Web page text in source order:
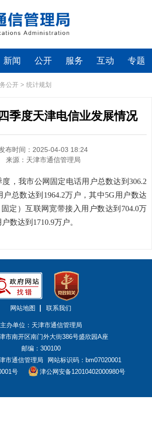
新闻 公开 服务 互动 专题
公开 > 统计规划
季度天津电信业发展情况
布时间：2025-04-03 18:24
来源： 天津市通信管理局
度，我市公网固定电话用户总数达到306.2
总数达到1964.2万户，其中5G用户数达
定）互联网宽带接入用户数达到704.0万
数达到1710.9万户。
网站地图 联系我们
主办单位：天津市通信管理局
市南开区南门外大街386号盛欣园A座
邮编：300100
市通信管理局
网站标识码：bm07020001
号
津公网安备12010402000980号